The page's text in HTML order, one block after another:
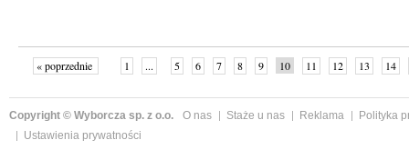
« poprzednie 1 ... 5 6 7 8 9 10 11 12 13 14
Copyright © Wyborcza sp. z o.o. O nas Staże u nas Reklama
Polityka
Ustawienia prywatności